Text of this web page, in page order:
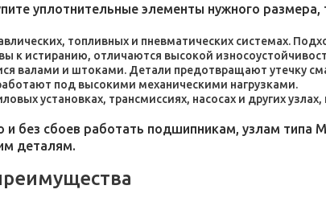
уплотнительные элементы нужного
топливных и пневматических системах.
к истиранию, отличаются высокой
валами и штоками. Детали предотвращают утечку
под высокими механическими нагрузками.
установках, трансмиссиях, насосах и других
без сбоев работать подшипникам, узлам типа
деталям.